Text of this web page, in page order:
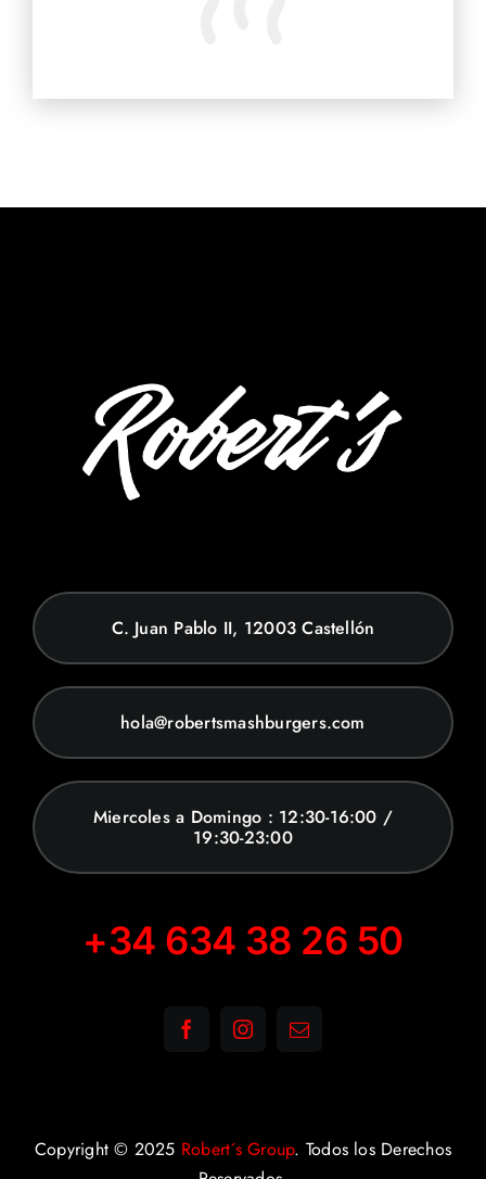
C. Juan Pablo II, 12003 Castellón
hola@robertsmashburgers.com
Miercoles a Domingo : 12:30-16:00 /
19:30-23:00
+34 634 38 26 50
Copyright © 2025 Robert´s Group. Todos los Derechos